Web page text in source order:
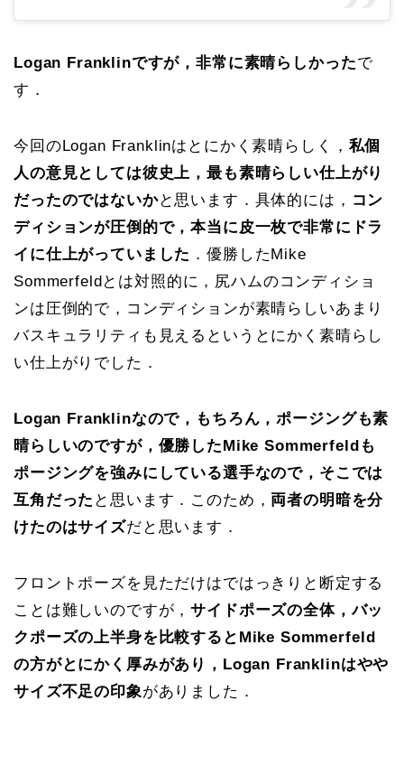
Logan Franklinですが，非常に素晴らしかったで
す．
今回のLogan Franklinはとにかく素晴らしく， 私個
人の意見としては彼史上，最も素晴らしい仕上がり
だったのではないかと思います．具体的には， コン
ディションが圧倒的で，本当に皮一枚で非常にドラ
イに仕上がっていました ．優勝したMike
Sommerfeldとは対照的に，尻ハムのコンディショ
ンは圧倒的で，コンディションが素晴らしいあまり
バスキュラリティも見えるというとにかく素晴らし
い仕上がりでした．
Logan Franklinなので，もちろん，ポージングも素
晴らしいのですが，優勝したMike Sommerfeldも
ポージングを強みにしている選手なので，そこでは
互角だった と思います．このため， 両者の明暗を分
けたのはサイズだと思います．
フロントポーズを見ただけはではっきりと断定する
ことは難しいのですが，サイドポーズの全体，バッ
クポーズの上半身を比較するとMike Sommerfeld
の方がとにかく厚みがあり，Logan Franklinはやや
サイズ不足の印象がありました．